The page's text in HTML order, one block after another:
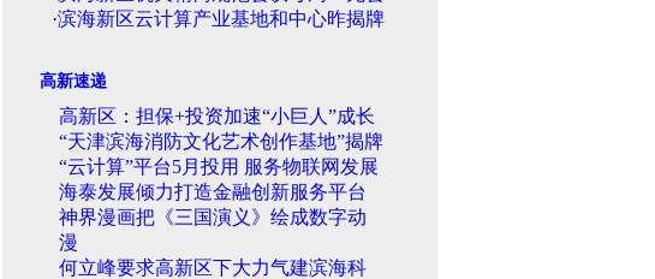
·滨海新区云计算产业基地和中心昨揭牌
高新速递
高新区：担保+投资加速“小巨人”成长
“天津滨海消防文化艺术创作基地”揭牌
“云计算”平台5月投用 服务物联网发展
海泰发展倾力打造金融创新服务平台
神界漫画把《三国演义》绘成数字动
漫
何立峰要求高新区下大力气建滨海科